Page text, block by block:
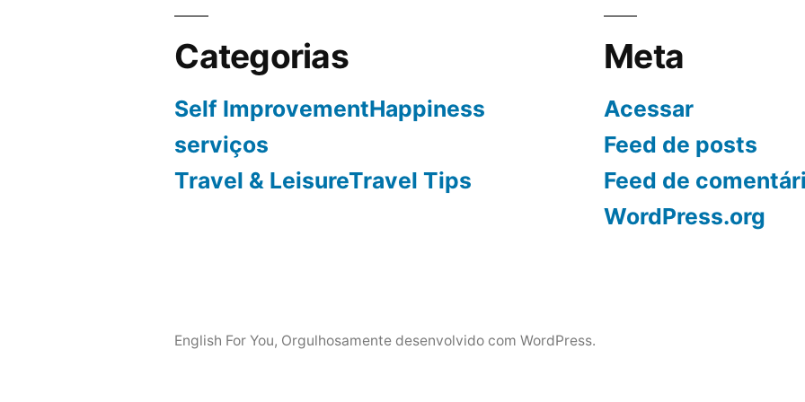
Categorias
Self ImprovementHappiness
serviços
Travel & LeisureTravel Tips
Meta
Acessar
Feed de posts
Feed de
WordPress.org
English For You, Orgulhosamente desenvolvido com WordPress.